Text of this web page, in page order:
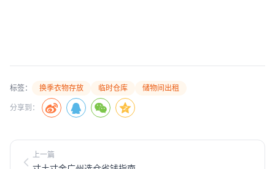
标签： 换季衣物存放 临时仓库
储物间出租
分享到：
上一篇